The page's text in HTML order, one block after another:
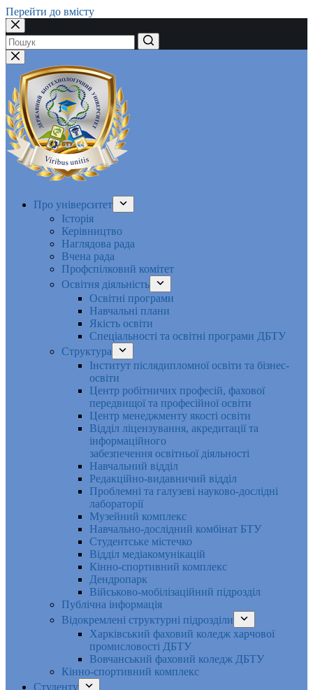
Перейти до вмісту
Немає
результатів
Про університет
Історія
Керівництво
Наглядова рада
Вчена рада
Профспілковий комітет
Освітня діяльність
Освітні програми
Навчальні плани
Якість освіти
Спеціальності та освітні програми ДБТУ
Структура
Інститут післядипломної освіти та бізнес-
освіти
Центр робітничих професій, фахової
передвищої та професійної освіти
Центр менеджменту якості освіти
Відділ ліцензування, акредитації та
інформаційного
забезпечення освітньої діяльності
Навчальний відділ
Редакційно-видавничий відділ
Проблемні та галузеві науково-дослідні
лабораторії
Музейний комплекс
Навчально-дослідний комбінат БТУ
Студентське містечко
Відділ медіакомунікацій
Кінно-спортивний комплекс
Дендропарк
Військово-мобілізаційний підрозділ
Публічна інформація
Відокремлені структурні підрозділи
Харківський фаховий коледж харчової
промисловості ДБТУ
Вовчанський фаховий коледж ДБТУ
Кінно-спортивний комплекс
Студенту